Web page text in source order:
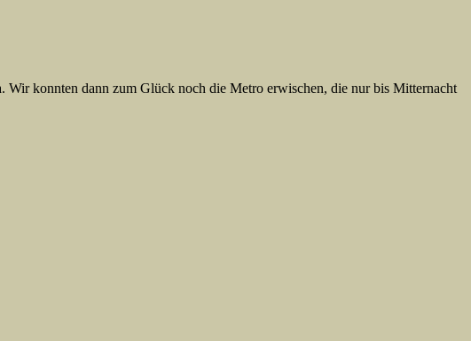
Wir konnten dann zum Glück noch die Metro erwischen, die nur bis Mitternacht